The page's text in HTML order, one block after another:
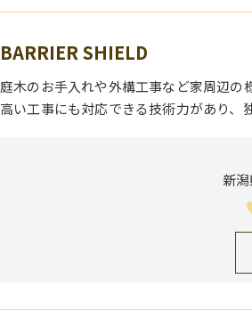
BARRIER SHIELD
庭木のお手入れや外構工事など家周辺
高い工事にも対応できる技術力があり
新